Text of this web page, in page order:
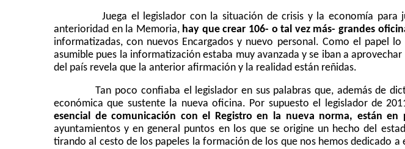
Juega el legislador con la situación de crisis y la economía para
anterioridad en la Memoria, hay que crear 106- o tal vez más- grandes
informatizadas, con nuevos Encargados y nuevo personal. Como el papel
asumible pues la informatización estaba muy avanzada y se iban a
del país revela que la anterior afirmación y la realidad están reñidas.
Tan poco confiaba el legislador en sus palabras que, además de
económica que sustente la nueva oficina. Por supuesto el legislador de
esencial de comunicación con el Registro en la nueva norma, están en
ayuntamientos y en general puntos en los que se origine un hecho del
tirando al cesto de los papeles la formación de los que nos hemos dedicado